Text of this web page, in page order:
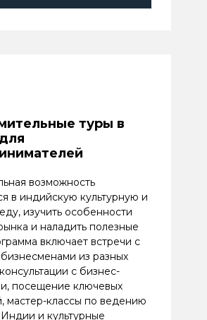
туры в
возможность
в индийскую культурную и
изучить особенности
и наладить полезные
включает встречи с
из разных
с бизнес-
посещение ключевых
мастер-классы по ведению
и культурные